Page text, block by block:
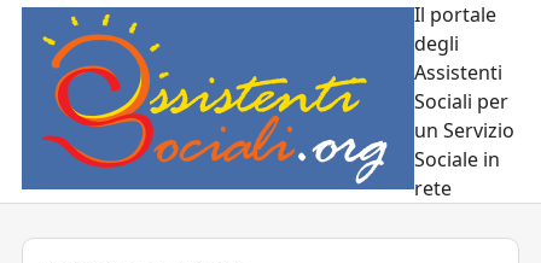
Il portale
degli
Assistenti
Sociali per
un Servizio
Sociale in
rete